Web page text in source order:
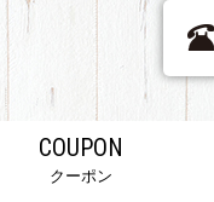
COUPON
クーポン